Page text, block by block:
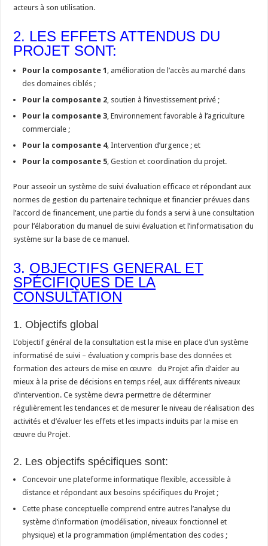
acteurs à son utilisation.
2. LES EFFETS ATTENDUS DU
PROJET SONT:
Pour la composante 1 , amélioration de l’accès au marché dans
des domaines ciblés ;
Pour la composante 2, soutien à l’investissement privé ;
Pour la composante 3, Environnement favorable à l’agriculture
commerciale ;
Pour la composante 4, Intervention d’urgence ; et
Pour la composante 5, Gestion et coordination du projet.
Pour asseoir un système de suivi évaluation efficace et répondant aux
normes de gestion du partenaire technique et financier prévues dans
l’accord de financement, une partie du fonds a servi à une consultation
pour l’élaboration du manuel de suivi évaluation et l’informatisation du
système sur la base de ce manuel.
3. OBJECTIFS GENERAL ET
SPÉCIFIQUES DE LA
CONSULTATION
1. Objectifs global
L’objectif général de la consultation est la mise en place d’un système
informatisé de suivi – évaluation y compris base des données et
formation des acteurs de mise en œuvre du Projet afin d’aider au
mieux à la prise de décisions en temps réel, aux différents niveaux
d’intervention. Ce système devra permettre de déterminer
régulièrement les tendances et de mesurer le niveau de réalisation des
activités et d’évaluer les effets et les impacts induits par la mise en
œuvre du Projet.
2. Les objectifs spécifiques sont:
Concevoir une plateforme informatique flexible, accessible à
distance et répondant aux besoins spécifiques du Projet ;
Cette phase conceptuelle comprend entre autres l’analyse du
système d’information (modélisation, niveaux fonctionnel et
physique) et la programmation (implémentation des codes ;